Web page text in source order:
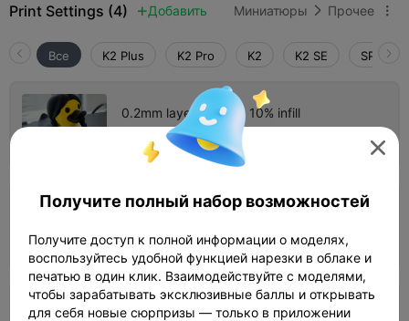
Print Settings (4)  Добавить Миниатюры  Прочее 
Все K2 Plus K2 Pro K2 K2 SE SPARKX
0.2mm layer, 2 walls, 10% infill
 09h 48m 214.20g
0.2mm layer, 2 walls, 10% infill
Автор  51m 45s  1 plates  24.51g
0.16mm layer, 2 walls, 20% infill

Получите полный набор возможностей
Получите доступ к полной информации о моделях,
воспользуйтесь удобной функцией нарезки в облаке и
печатью в один клик. Взаимодействуйте с моделями,
чтобы зарабатывать эксклюзивные баллы и открывать
для себя новые сюрпризы — только в приложении